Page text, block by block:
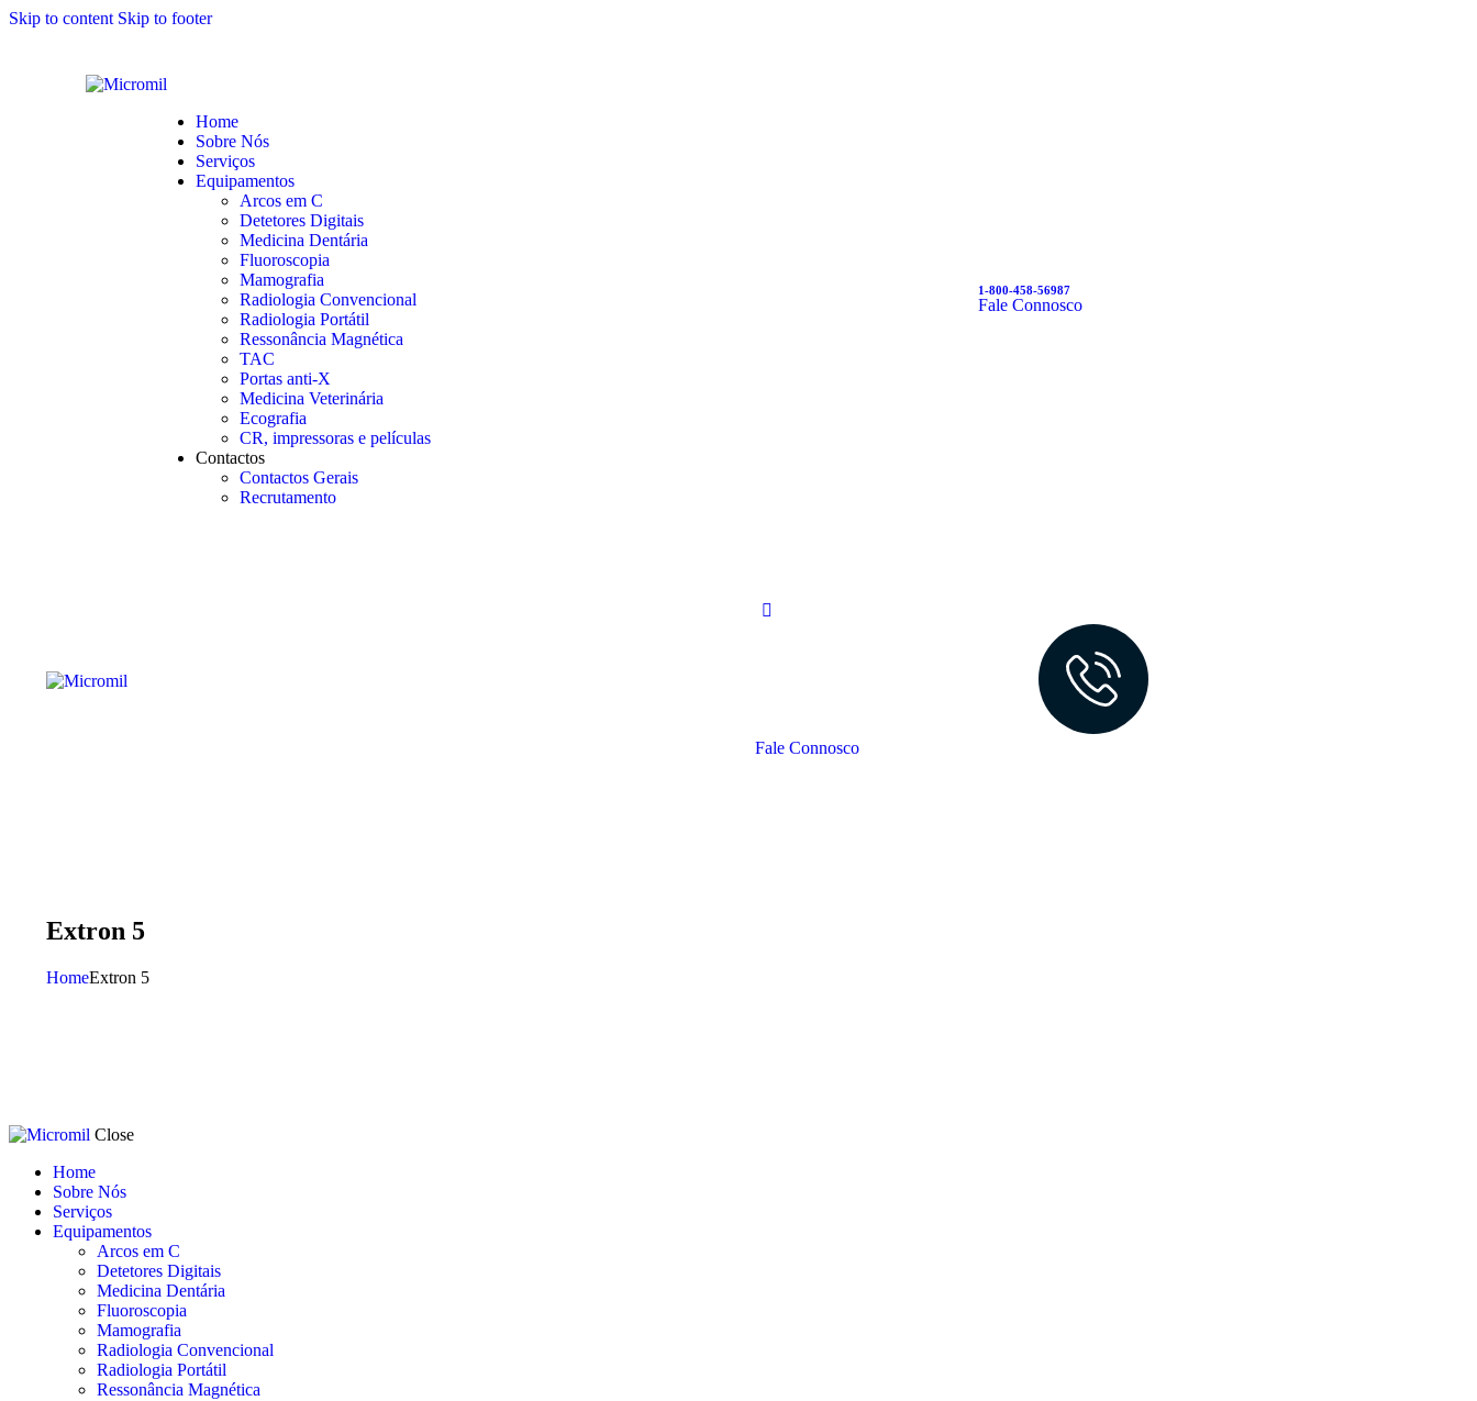
Skip to content Skip to footer
Home
Sobre Nós
Serviços
Equipamentos
Arcos em C
Detetores Digitais
Medicina Dentária
Fluoroscopia
Mamografia
Radiologia Convencional
Radiologia Portátil
Ressonância Magnética
TAC
Portas anti-X
Medicina Veterinária
Ecografia
CR, impressoras e películas
Contactos
Contactos Gerais
Recrutamento
1-800-458-56987
Fale Connosco
Fale Connosco
Extron 5
HomeExtron 5
Close
Home
Sobre Nós
Serviços
Equipamentos
Arcos em C
Detetores Digitais
Medicina Dentária
Fluoroscopia
Mamografia
Radiologia Convencional
Radiologia Portátil
Ressonância Magnética